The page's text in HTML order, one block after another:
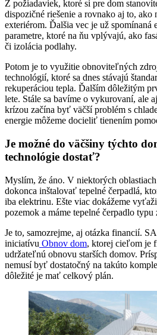
Z požiadaviek, ktoré si pre dom
dispozičné riešenie a rovnako aj to, ako
exteriérom. Ďalšia vec je už spomínaná
parametre, ktoré na ňu vplývajú, ako
či izolácia podlahy.
Potom je to využitie obnoviteľných
technológií, ktoré sa dnes stávajú
rekuperáciou tepla. Ďalším dôležitým
lete. Stále sa bavíme o vykurovaní, ale
krízou začína byť väčší problém s
energie môžeme docieliť tienením
Je možné do väčšiny týchto
technológie dostať?
Myslím, že áno. V niektorých
dokonca inštalovať tepelné čerpadlá,
iba elektrinu. Ešte viac dokážeme
pozemok a máme tepelné čerpadlo typu
Je to, samozrejme, aj otázka financií.
iniciatívu Obnov dom, ktorej cieľom je
udržateľnú obnovu starších domov.
nemusí byť dostatočný na takúto
dôležité je mať celkový plán.